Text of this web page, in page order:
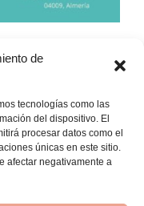
de
tecnologías como las
del dispositivo. El
procesar datos como el
únicas en este sitio.
afectar negativamente a
NIÑOS
de KIDFIT
en el